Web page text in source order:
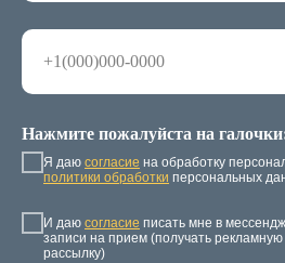
Нажмите пожалуйста на
Я даю согласие на обработку
политики обработки персональных
И даю согласие писать мне в
записи на прием (получать
рассылку)